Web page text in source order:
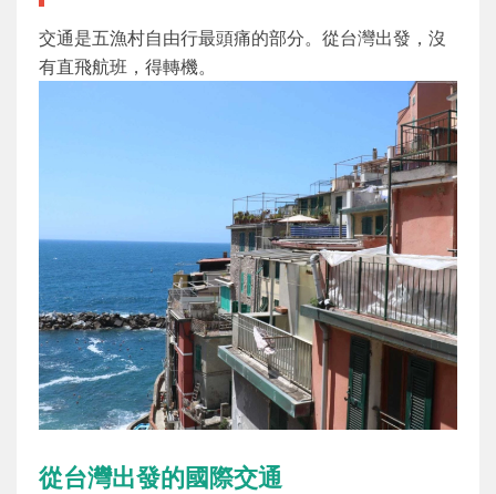
交通是五漁村自由行最頭痛的部分。從台灣出發，沒
有直飛航班，得轉機。
從台灣出發的國際交通